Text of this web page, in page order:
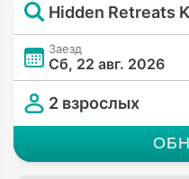
Hidden Retreats
Заезд
Сб, 22 авг. 2026
2 взрослых